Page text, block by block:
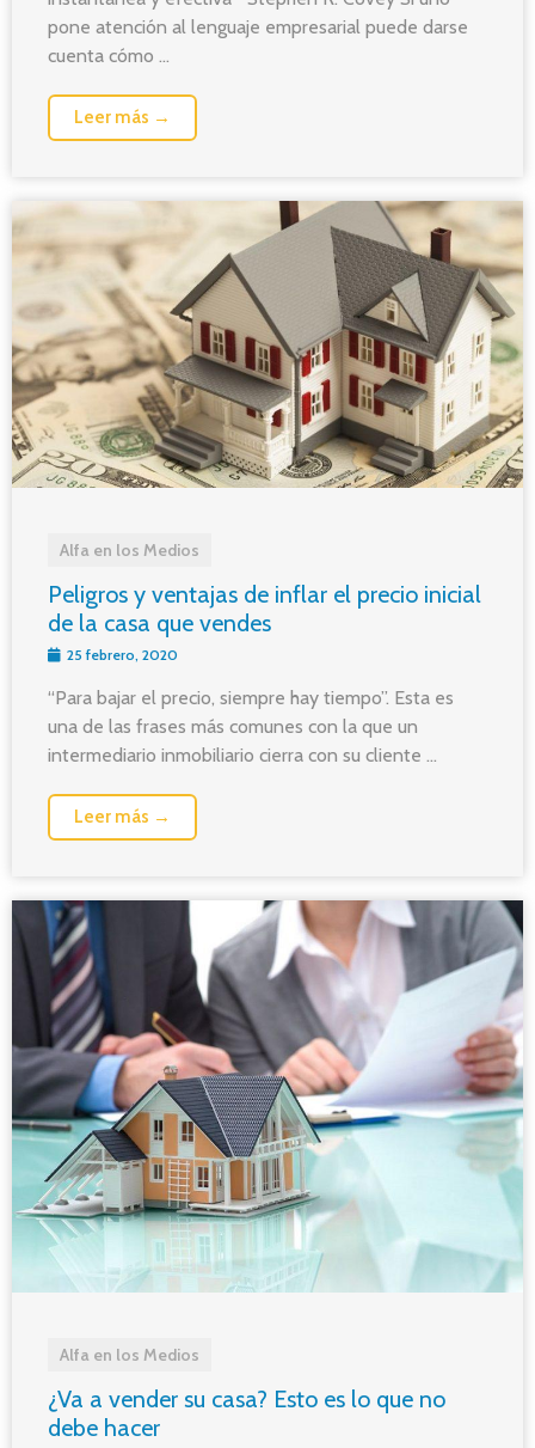
pone atención al lenguaje empresarial puede darse
cuenta cómo ...
Leer más →
Alfa en los Medios
Peligros y ventajas de inflar el precio inicial
de la casa que vendes
25 febrero, 2020
“Para bajar el precio, siempre hay tiempo”. Esta es
una de las frases más comunes con la que un
intermediario inmobiliario cierra con su cliente ...
Leer más →
Alfa en los Medios
¿Va a vender su casa? Esto es lo que no
debe hacer